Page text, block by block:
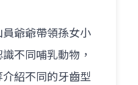
爺爺帶領孫女小
不同哺乳動物，
紹不同的牙齒型